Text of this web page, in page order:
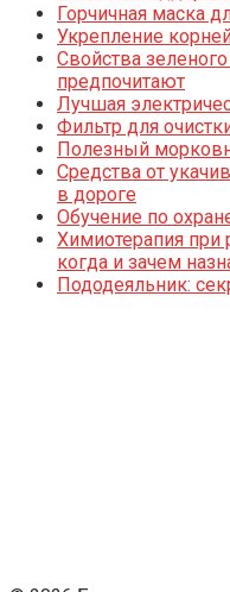
Горчичная маска
Укрепление
Свойства
предпочитают
Лучшая
Фильтр для
Полезный
Средства от
в дороге
Обучение по
Химиотерапия при
когда и зачем
Пододеяльник: